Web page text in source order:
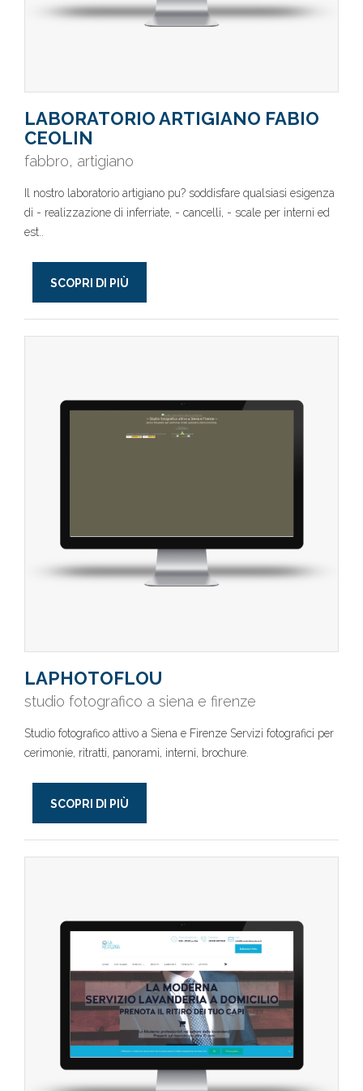
LABORATORIO ARTIGIANO FABIO
CEOLIN
fabbro, artigiano
Il nostro laboratorio artigiano pu? soddisfare qualsiasi esigenza
di - realizzazione di inferriate, - cancelli, - scale per interni ed
est..
SCOPRI DI PIÙ
LAPHOTOFLOU
studio fotografico a siena e firenze
Studio fotografico attivo a Siena e Firenze Servizi fotografici per
cerimonie, ritratti, panorami, interni, brochure.
SCOPRI DI PIÙ